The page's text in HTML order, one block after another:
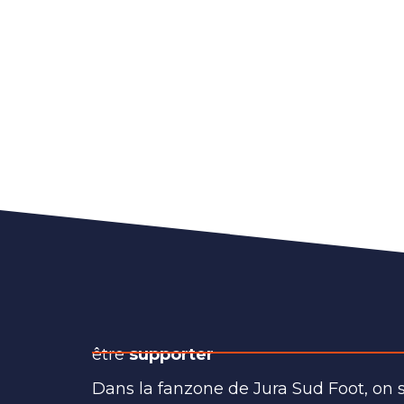
êtresupporter
Dans la fanzone de Jura Sud Foot, on